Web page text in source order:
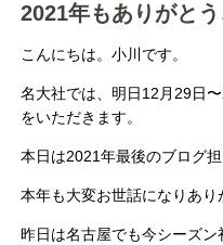
2021年もありがと
こんにちは。小川です。
名大社では、明日12月29日〜
をいただきます。
本日は2021年最後のブログ担
本年も大変お世話になりあり
昨日は名古屋でも今シーズン